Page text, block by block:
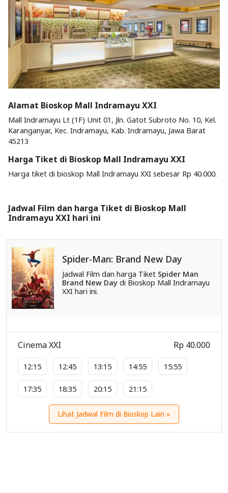
Alamat Bioskop Mall Indramayu XXI
Mall Indramayu Lt (1F) Unit 01, Jln. Gatot Subroto No. 10, Kel.
Karanganyar, Kec. Indramayu, Kab. Indramayu, Jawa Barat
45213
Harga Tiket di Bioskop Mall Indramayu XXI
Harga tiket di bioskop Mall Indramayu XXI sebesar Rp 40.000.
Jadwal Film dan harga Tiket di Bioskop Mall
Indramayu XXI hari ini
Spider-Man: Brand New Day
Jadwal Film dan harga Tiket Spider Man
Brand New Daydi Bioskop Mall Indramayu
XXI hari ini.
Cinema XXI
12:15 12:45 13:15 14:55 15:55
17:35 18:35 20:15 21:15
Rp 40.000
Lihat Jadwal Film di Bioskop Lain »